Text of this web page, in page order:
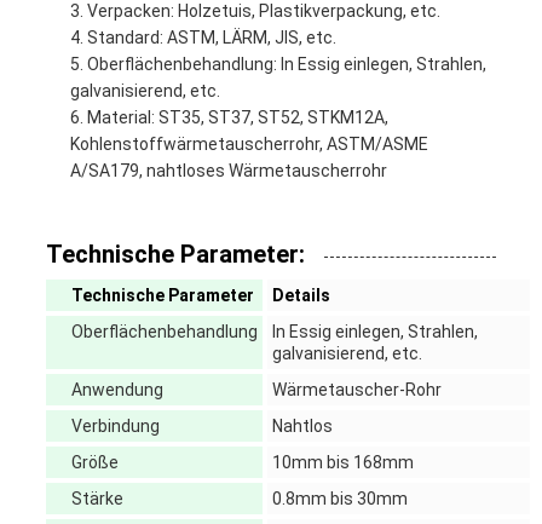
Verpacken: Holzetuis, Plastikverpackung, etc.
Standard: ASTM, LÄRM, JIS, etc.
Oberflächenbehandlung: In Essig einlegen, Strahlen,
galvanisierend, etc.
Material: ST35, ST37, ST52, STKM12A,
Kohlenstoffwärmetauscherrohr, ASTM/ASME
A/SA179, nahtloses Wärmetauscherrohr
Technische Parameter:
Technische Parameter
Details
Oberflächenbehandlung
In Essig einlegen, Strahlen,
galvanisierend, etc.
Anwendung
Wärmetauscher-Rohr
Verbindung
Nahtlos
Größe
10mm bis 168mm
Stärke
0.8mm bis 30mm